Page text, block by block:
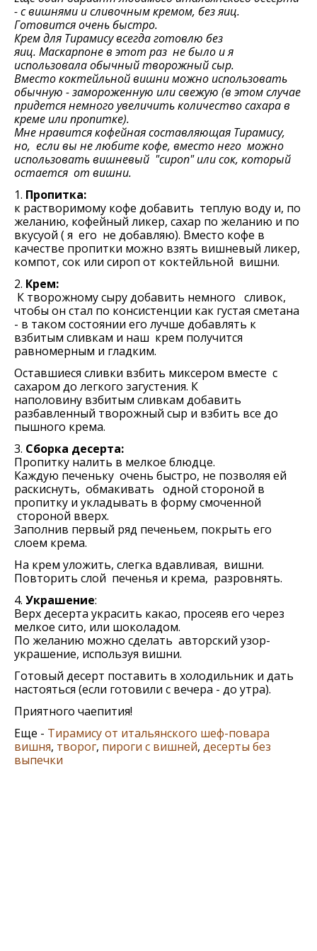
- с вишнями и сливочным кремом, без яиц.
Готовится очень быстро.
Крем для Тирамисувсегда готовлю без
яиц. Маскарпоне в этот раз не было и я
использовала обычный творожный сыр.
Вместо коктейльной вишни можно использовать
обычную - замороженную или свежую (в этом случае
придется немного увеличить количество сахара в
креме или пропитке).
Мне нравится кофейная составляющая Тирамису,
но, если вы не любите кофе, вместо него можно
использовать вишневый "сироп" или сок, который
остается от вишни.
1. Пропитка:
к растворимому кофе добавить теплую воду и, по
желанию, кофейный ликер, сахар по желанию и по
вкусуой ( я его не добавляю). Вместо кофе в
качестве пропитки можно взять вишневый ликер,
компот, сок или сироп от коктейльной вишни.
2. Крем:
К творожному сыру добавить немного сливок,
чтобы он стал по консистенции как густая сметана
- в таком состоянии его лучше добавлять к
взбитым сливкам и наш крем получится
равномерным и гладким.
Оставшиеся сливки взбить миксером вместе с
сахаром до легкого загустения. К
наполовину взбитым сливкам добавить
разбавленный творожный сыр и взбить все до
пышного крема.
3. Сборка десерта:
Пропитку налить в мелкое блюдце.
Каждую печеньку очень быстро, не позволяя ей
раскиснуть, обмакивать одной стороной в
пропитку и укладывать в форму смоченной
стороной вверх.
Заполнив первый ряд печеньем, покрыть его
слоем крема.
На крем уложить, слегка вдавливая, вишни.
Повторить слой печенья и крема, разровнять.
4. Украшение:
Верх десерта украсить какао, просеяв его через
мелкое сито, или шоколадом.
По желанию можно сделать авторский узор-
украшение, используя вишни.
Готовый десерт поставить в холодильник и дать
настояться (если готовили с вечера - до утра).
Приятного чаепития!
Еще - Тирамису от итальянского шеф-повара
вишня, творог, пироги с вишней, десерты без
выпечки